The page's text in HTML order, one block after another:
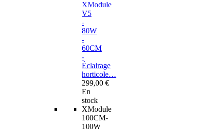
XModule
V5
-
80W
-
60CM
-
Éclairage
horticole…
299,00 €
En
stock
XModule
100CM-
100W